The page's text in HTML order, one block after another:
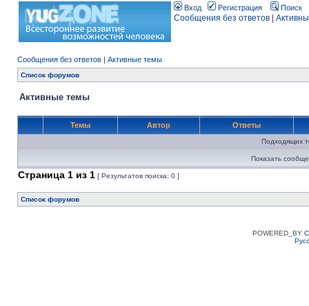
Вход Регистрация Поиск
Сообщения без ответов
Сообщения без ответов | Активные темы
Список форумов
Активные темы
Темы Автор Ответы
Подходящих
Показать
Страница 1 из 1 [ Результатов поиска: 0 ]
Список форумов
POWERED_BY